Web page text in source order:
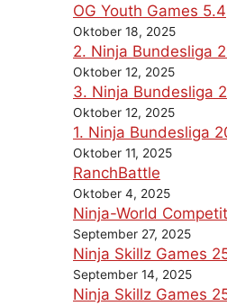
OG Youth Games 5.4
Oktober 18, 2025
2. Ninja Bundesliga
Oktober 12, 2025
3. Ninja Bundesliga
Oktober 12, 2025
1. Ninja Bundesliga
Oktober 11, 2025
RanchBattle
Oktober 4, 2025
Ninja-World
September 27, 2025
Ninja Skillz Games
September 14, 2025
Ninja Skillz Games